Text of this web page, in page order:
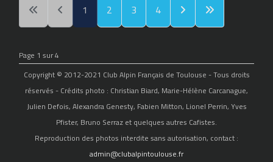
1 2 3 4
Page 1 sur 4
Copyright © 2012-2021 Club Alpin Français de Toulouse - Tous droits
réservés - Crédits photo : Christian Biard, Marie-Hélène Carcanague,
Julien Defois, Alexandra Genesty, Fabien Mitton, Lionel Perrin, Yves
Pfister, Bruno Serraz et quelques autres Cafistes.
Reproduction des photos interdite sans autorisation, contact :
admin@clubalpintoulouse.fr